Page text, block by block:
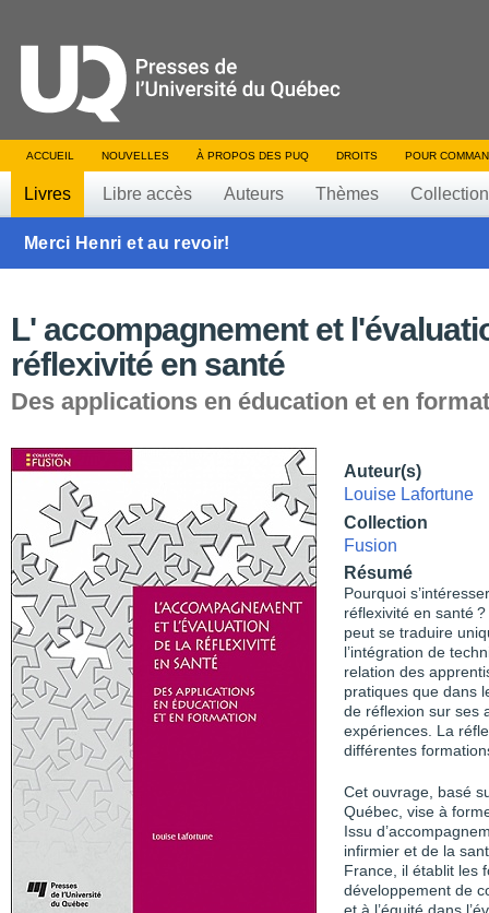
ACCUEIL NOUVELLES À PROPOS DES PUQ DROITS POUR
Livres Libre accès Auteurs Thèmes
Merci Henri et au revoir!
L' accompagnement et
réflexivité en santé
Des applications en éducation et en
Auteur(s)
Louise Lafortune
Collection
Fusion
Résumé
Pourquoi
réflexivité en santé
peut se traduire
l’intégration de
relation des
pratiques que dans
de réflexion sur ses
expériences. La
différentes
Cet ouvrage, basé
Québec, vise à
Issu
infirmier et de la
France, il établit les
développement de